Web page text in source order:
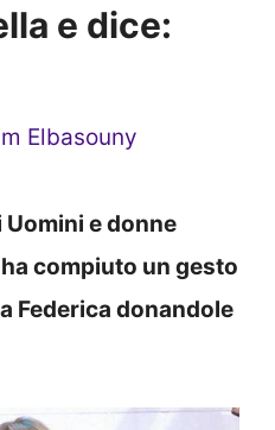
e dice:
Elbasouny
Uomini e donne
compiuto un gesto
Federica donandole